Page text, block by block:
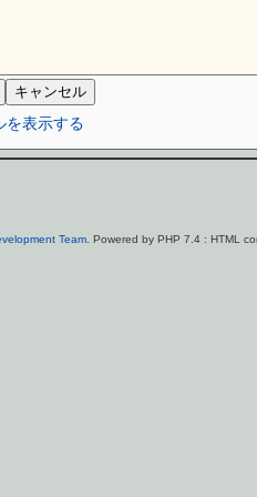
を表示する
Team. Powered by PHP 7.4 : HTML